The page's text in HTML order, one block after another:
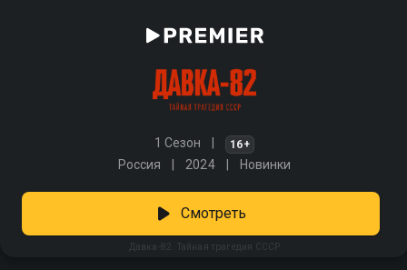
1 Сезон 16+
Россия 2024 Новинки
Давка-82. Тайная трагедия СССР
Смотреть